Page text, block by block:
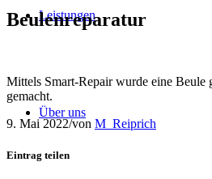
Leistungen
Über uns
Beulenreparatur
Mittels Smart-Repair wurde eine Beule
gemacht.
9. Mai 2022/von M_Reiprich
Eintrag teilen